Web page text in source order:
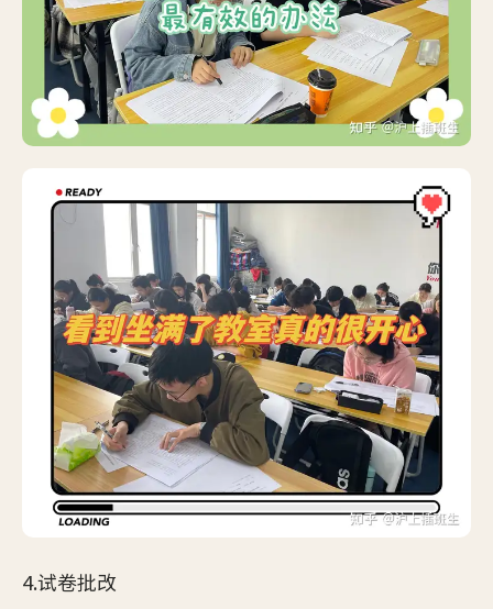
4.试卷批改